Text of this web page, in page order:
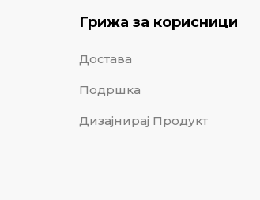
Грижа за корисници
Достава
Подршка
Дизајнирај Продукт